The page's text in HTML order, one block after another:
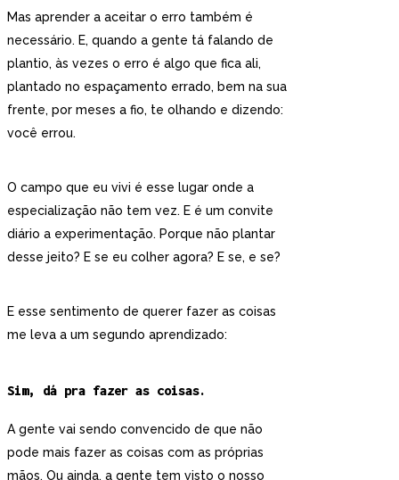
Mas aprender a aceitar o erro também é
necessário. E, quando a gente tá falando de
plantio, às vezes o erro é algo que fica ali,
plantado no espaçamento errado, bem na sua
frente, por meses a fio, te olhando e dizendo:
você errou.
O campo que eu vivi é esse lugar onde a
especialização não tem vez. E é um convite
diário a experimentação. Porque não plantar
desse jeito? E se eu colher agora? E se, e se?
E esse sentimento de querer fazer as coisas
me leva a um segundo aprendizado:
Sim, dá pra fazer as coisas.
A gente vai sendo convencido de que não
pode mais fazer as coisas com as próprias
mãos. Ou ainda, a gente tem visto o nosso